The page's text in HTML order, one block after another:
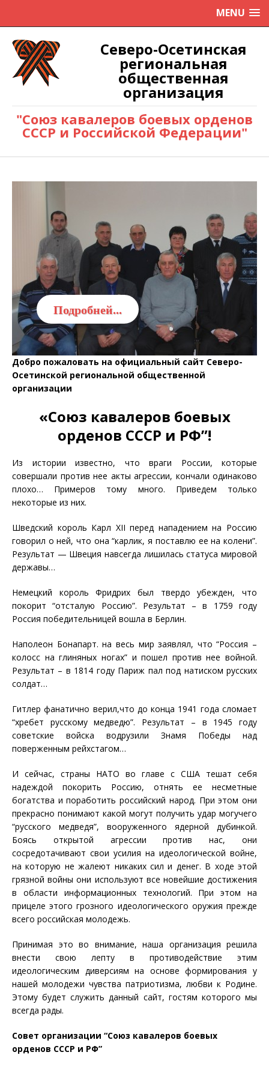
MENU
Северо-Осетинская
региональная
общественная
организация
"Союз кавалеров боевых орденов
СССР и Российской Федерации"
Подробней...
Добро пожаловать на официальный сайт Северо-
Осетинской региональной общественной
организации
«Союз кавалеров боевых
орденов СССР и РФ”!
Из истории известно, что враги России, которые
совершали против нее акты агрессии, кончали одинаково
плохо… Примеров тому много. Приведем только
некоторые из них.
Шведский король Карл XII перед нападением на Россию
говорил о ней, что она “карлик, я поставлю ее на колени”.
Результат — Швеция навсегда лишилась статуса мировой
державы…
Немецкий король Фридрих был твердо убежден, что
покорит “отсталую Россию”. Результат – в 1759 году
Россия победительницей вошла в Берлин.
Наполеон Бонапарт. на весь мир заявлял, что “Россия –
колосс на глиняных ногах” и пошел против нее войной.
Результат – в 1814 году Париж пал под натиском русских
солдат…
Гитлер фанатично верил,что до конца 1941 года сломает
“хребет русскому медведю”. Результат – в 1945 году
советские войска водрузили Знамя Победы над
поверженным рейхстагом…
И сейчас, страны НАТО во главе с США тешат себя
надеждой покорить Россию, отнять ее несметные
богатства и поработить российский народ. При этом они
прекрасно понимают какой могут получить удар могучего
“русского медведя”, вооруженного ядерной дубинкой.
Боясь открытой агрессии против нас, они
сосредотачивают свои усилия на идеологической войне,
на которую не жалеют никаких сил и денег. В ходе этой
грязной войны они используют все новейшие достижения
в области информационных технологий. При этом на
прицеле этого грозного идеологического оружия прежде
всего российская молодежь.
Принимая это во внимание, наша организация решила
внести свою лепту в противодействие этим
идеологическим диверсиям на основе формирования у
нашей молодежи чувства патриотизма, любви к Родине.
Этому будет служить данный сайт, гостям которого мы
всегда рады.
Совет организации “Союз кавалеров боевых
орденов СССР и РФ”